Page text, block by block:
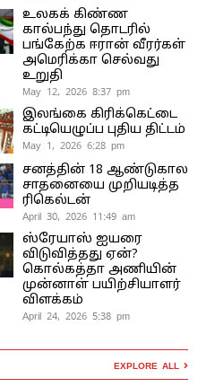
உலகக் கிண்ண
கால்பந்து தொடரில்
பங்கேற்க ஈரான் வீரர்கள்
அமெரிக்கா செல்வது
உறுதி
May 12, 2026 8:37 pm
இலங்கை கிரிக்கெட்டை
கட்டியெழுப்ப புதிய திட்டம்
May 1, 2026 6:28 pm
சனத்தின் 18 ஆண்டுகால
சாதனையை முறியடித்த
ரிகெல்டன்
April 30, 2026 11:49 am
ஸ்ரேயாஸ் ஐயரை
விடுவித்தது ஏன்?
கொல்கத்தா அணியின்
முன்னாள் பயிற்சியாளர்
விளக்கம்
April 24, 2026 5:38 pm
EXPLORE ALL